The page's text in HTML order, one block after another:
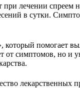
лечении спреем
в сутки.
который
симптомов, но и
лекарственных